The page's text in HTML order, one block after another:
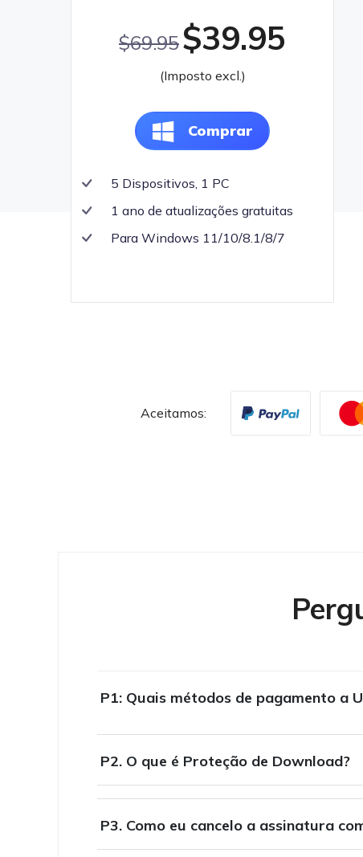
$69.95$39.95
(Imposto excl.)
Comprar
5 Dispositivos, 1 PC
1 ano de atualizações gratuitas
Para Windows 11/10/8.1/8/7
Aceitamos:
P1: Quais métodos de pagamento a
P2. O que é Proteção de Download?
P3. Como eu cancelo a assinatura